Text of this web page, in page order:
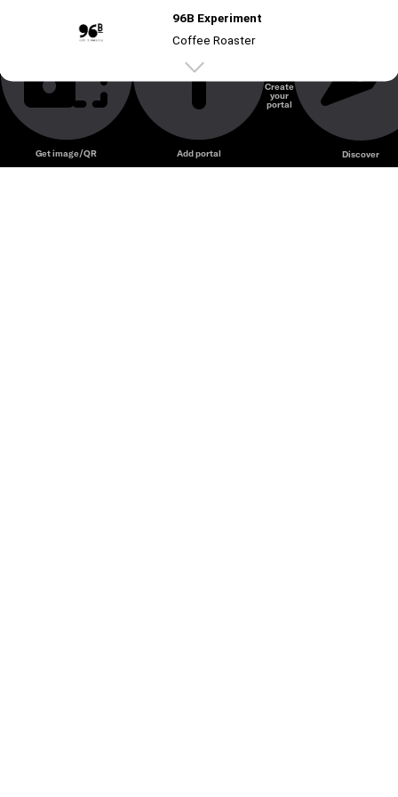
96B Experiment
Coffee Roaster
Unmute
chế hiện đại và không gian nghệ thuật độc đáo.
Get image/QR Add portal
Create
your
portal
Discover